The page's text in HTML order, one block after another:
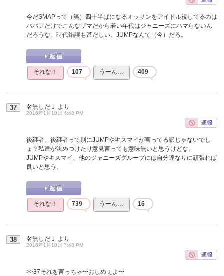
今だSMAPって（笑）四十半ばになるオッサンをアイドル視してるのは
ババアだけでこんなザマだから若い年代はジャニーズにハマらないん
だろうな。時代錯誤も甚だしい、JUMPなんて（今）だろ。
それな！ 107 うーん… 409
37 名無しだＪ より
2016年1月10日 4:48 PM
後継者、後継者って別にJUMPやキスマイが言ってる訳じゃないでし
ょ？私達が決めつけたり意見言っても意味無いと思うけどな。
JUMPやキスマイ、他のジャニーズグループには自分達なりに頑張れば
良いと思う。
それな！ 739 うーん… 16
38 名無しだＪ より
2016年1月10日 7:48 PM
>>37それを言っちゃ〜おしめぇよ〜